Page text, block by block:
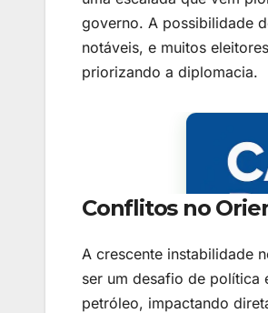
governo. A possibilidade
notáveis, e muitos
priorizando a diplomacia.
Conflitos no
A crescente instabilidade
ser um desafio de política
petróleo, impactando